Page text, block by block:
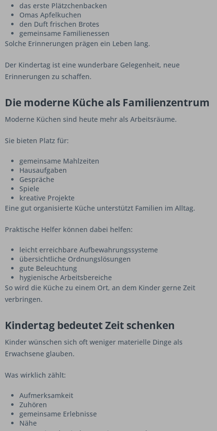
das erste Plätzchenbacken
Omas Apfelkuchen
den Duft frischen Brotes
gemeinsame Familienessen
Solche Erinnerungen prägen ein Leben lang.
Der Kindertag ist eine wunderbare Gelegenheit, neue
Erinnerungen zu schaffen.
Die moderne Küche als Familienzentrum
Moderne Küchen sind heute mehr als Arbeitsräume.
Sie bieten Platz für:
gemeinsame Mahlzeiten
Hausaufgaben
Gespräche
Spiele
kreative Projekte
Eine gut organisierte Küche unterstützt Familien im Alltag.
Praktische Helfer können dabei helfen:
leicht erreichbare Aufbewahrungssysteme
übersichtliche Ordnungslösungen
gute Beleuchtung
hygienische Arbeitsbereiche
So wird die Küche zu einem Ort, an dem Kinder gerne Zeit
verbringen.
Kindertag bedeutet Zeit schenken
Kinder wünschen sich oft weniger materielle Dinge als
Erwachsene glauben.
Was wirklich zählt:
Aufmerksamkeit
Zuhören
gemeinsame Erlebnisse
Nähe